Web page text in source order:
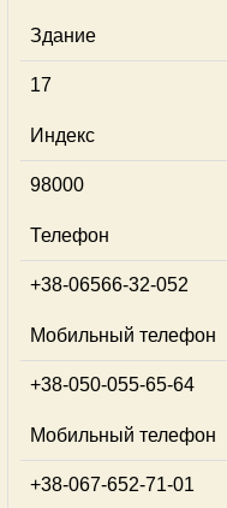
Здание
17
Индекс
98000
Телефон
+38-06566-32-052
Мобильный телефон
+38-050-055-65-64
Мобильный телефон
+38-067-652-71-01